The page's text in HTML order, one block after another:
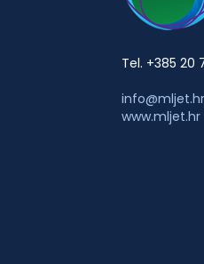
Tel. +385 20
info@mljet.hr
www.mljet.hr